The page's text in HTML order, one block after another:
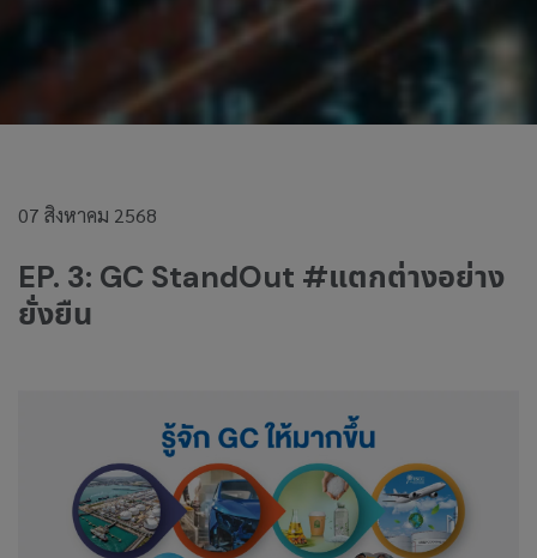
07 สิงหาคม 2568
EP. 3: GC StandOut #แตกต่างอย่าง
ยั่งยืน